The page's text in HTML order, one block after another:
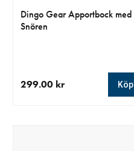
Dingo Gear Apportbock med
Snören
299.00 kr Köp